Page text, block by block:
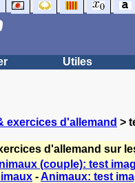
Utiles
exercices d'allemand >
d'allemand sur
(couple): test
-Animaux: test